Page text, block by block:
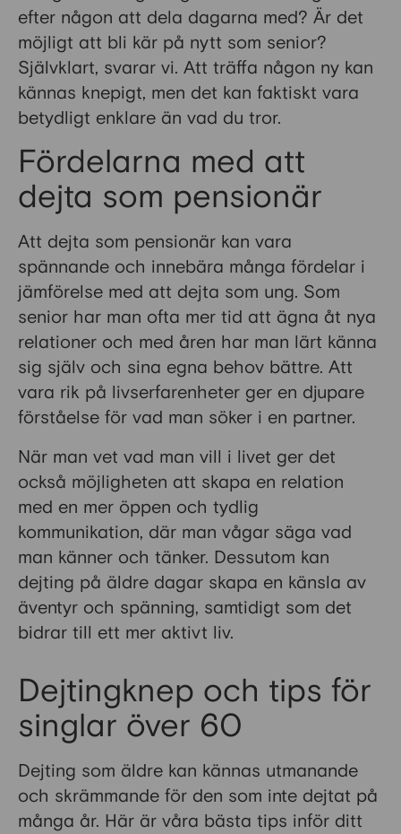
efter någon att dela dagarna med? Är det
möjligt att bli kär på nytt som senior?
Självklart, svarar vi. Att träffa någon ny kan
kännas knepigt, men det kan faktiskt vara
betydligt enklare än vad du tror.
Fördelarna med att
dejta som pensionär
Att dejta som pensionär kan vara
spännande och innebära många fördelar i
jämförelse med att dejta som ung. Som
senior har man ofta mer tid att ägna åt nya
relationer och med åren har man lärt känna
sig själv och sina egna behov bättre. Att
vara rik på livserfarenheter ger en djupare
förståelse för vad man söker i en partner.
När man vet vad man vill i livet ger det
också möjligheten att skapa en relation
med en mer öppen och tydlig
kommunikation, där man vågar säga vad
man känner och tänker. Dessutom kan
dejting på äldre dagar skapa en känsla av
äventyr och spänning, samtidigt som det
bidrar till ett mer aktivt liv.
Dejtingknep och tips för
singlar över 60
Dejting som äldre kan kännas utmanande
och skrämmande för den som inte dejtat på
många år. Här är våra bästa tips inför ditt